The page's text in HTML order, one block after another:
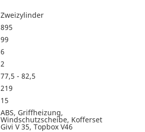
Zweizylinder
895
99
6
2
77,5 - 82,5
219
15
ABS, Griffheizung,
Windschutzscheibe, Kofferset
Givi V 35, Topbox V46